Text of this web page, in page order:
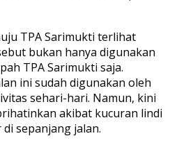
TPA Sarimukti terlihat
bukan hanya digunakan
TPA Sarimukti saja.
ini sudah digunakan oleh
sehari-hari. Namun, kini
akibat kucuran lindi
sepanjang jalan.